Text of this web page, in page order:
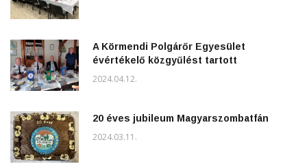
A Körmendi Polgárőr Egyesület
évértékelő közgyűlést tartott
2024.04.12.
20 éves jubileum Magyarszombatfán
2024.03.11.